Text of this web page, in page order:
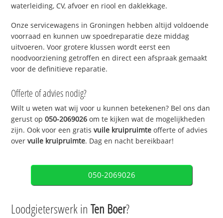
waterleiding, CV, afvoer en riool en daklekkage.
Onze servicewagens in Groningen hebben altijd voldoende
voorraad en kunnen uw spoedreparatie deze middag
uitvoeren. Voor grotere klussen wordt eerst een
noodvoorziening getroffen en direct een afspraak gemaakt
voor de definitieve reparatie.
Offerte of advies nodig?
Wilt u weten wat wij voor u kunnen betekenen? Bel ons dan
gerust op050-2069026 om te kijken wat de mogelijkheden
zijn. Ook voor een gratisvuile kruipruimte offerte of advies
overvuile kruipruimte. Dag en nacht bereikbaar!
050-2069026
Loodgieterswerk inTen Boer?